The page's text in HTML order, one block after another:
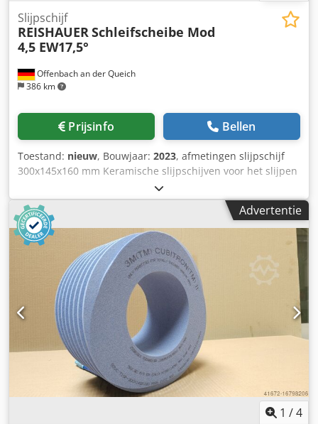
Offenbach an der Queich
386 km
Slijpschijf
REISHAUERSchleifscheibe Mod
4,5 EW17,5°
Prijsinfo Bellen
Toestand: nieuw, Bouwjaar: 2023, afmetingen slijpschijf
300x145x160 mm Keramische slijpschijven voor het slijpen
van tandflanken - 145 mm breed Afmetingen volgens
machinetype Reishauer T1SP 300x145x160 M4.5 EW17.5°
4GG van 3M -Profileren volgens specificatiemodule m,
spoed gg, drukhoek EW Voordelen: - Het risico op
brandwonden door slijpen is bijna nul - Maaltijden tot 50%
verkort - 2x minder aankleed inspanning Chjdpfx Aoul
Eraoh Dea - Verdubbel de levensduur van slijpschijven -
Continue consistente slijpprestaties - Aanzienlijk hogere
slijpparameters dan standaardgereedschappen !! ALS
NIEUW!!
Advertentie
1 /4